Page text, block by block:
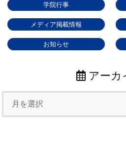
学院行事
メディア掲載情報
お知らせ
アーカ